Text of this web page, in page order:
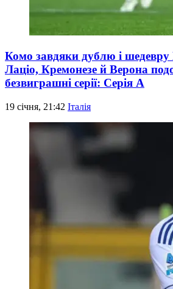
Комо завдяки дублю і
Лаціо, Кремонезе й Верона
безвиграшні серії: Серія А
19 січня, 21:42 Італія